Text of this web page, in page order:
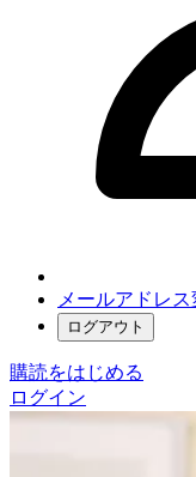
メールアドレス
ログアウト
購読をはじめる
ログイン